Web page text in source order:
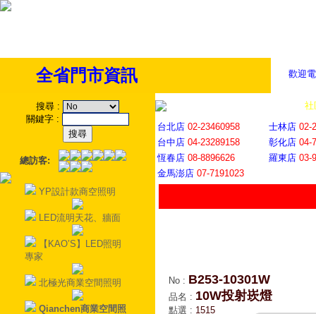
歡迎
全省門市資訊
搜尋 :
關鍵字 :
總訪客:
YP設計款商空照明
LED流明天花、牆面
【KAO’S】LED照明
專家
北極光商業空間照明
Qianchen商業空間照
社
台北店 02-23460958 士林店 02-
台中店 04-23289158 彰化店 04-
恆春店 08-8896626 羅東店 03-
金馬澎店 07-7191023
No : B253-10301W
品名 : 10W投射崁燈
點選 : 1515